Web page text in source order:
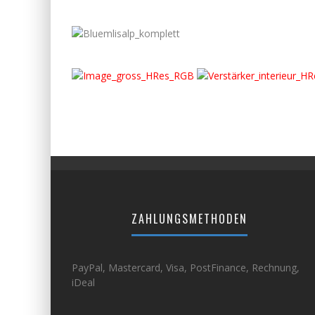
ZAHLUNGSMETHODEN
PayPal, Mastercard, Visa, PostFinance, Rechnung,
iDeal